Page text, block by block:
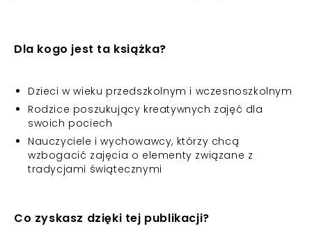
Dla kogo jest ta książka?
Dzieci w wieku przedszkolnym i wczesnoszkolnym
Rodzice poszukujący kreatywnych zajęć dla
swoich pociech
Nauczyciele i wychowawcy, którzy chcą
wzbogacić zajęcia o elementy związane z
tradycjami świątecznymi
Co zyskasz dzięki tej publikacji?